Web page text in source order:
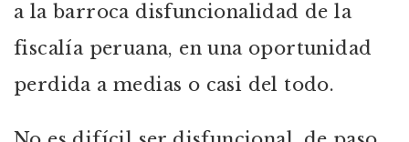
a la barroca disfuncionalidad de la
fiscalía peruana, en una oportunidad
perdida a medias o casi del todo.